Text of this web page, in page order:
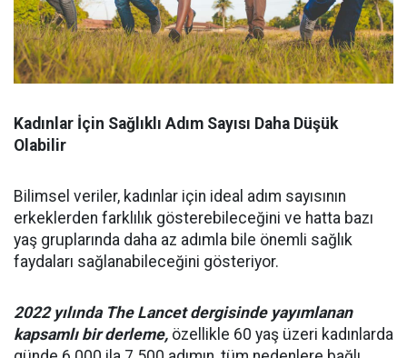
Kadınlar İçin Sağlıklı Adım Sayısı Daha Düşük
Olabilir
Bilimsel veriler, kadınlar için ideal adım sayısının
erkeklerden farklılık gösterebileceğini ve hatta bazı
yaş gruplarında daha az adımla bile önemli sağlık
faydaları sağlanabileceğini gösteriyor.
2022 yılında The Lancet dergisinde yayımlanan
kapsamlı bir derleme, özellikle 60 yaş üzeri kadınlarda